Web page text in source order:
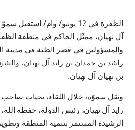
الظفرة في 12 يونيو/ وام/
آل نهيان، ممثّل الحاكم في منطقة
والمسؤولين في قصر الظنة في مدينة
راشد بن حمدان بن زايد آل نهيان،
بن نهيان آل نهيان.
ونقل سموّه، خلال اللقاء، تحيات
زايد آل نهيان، رئيس الدولة، حفظه الله،
الرشيدة المستمر بتنمية المنطقة